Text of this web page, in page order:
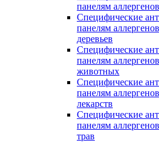
панелям аллергенов
Специфические
панелям
деревьев
Специфические
панелям
животных
Специфические
панелям
лекарств
Специфические
панелям
трав